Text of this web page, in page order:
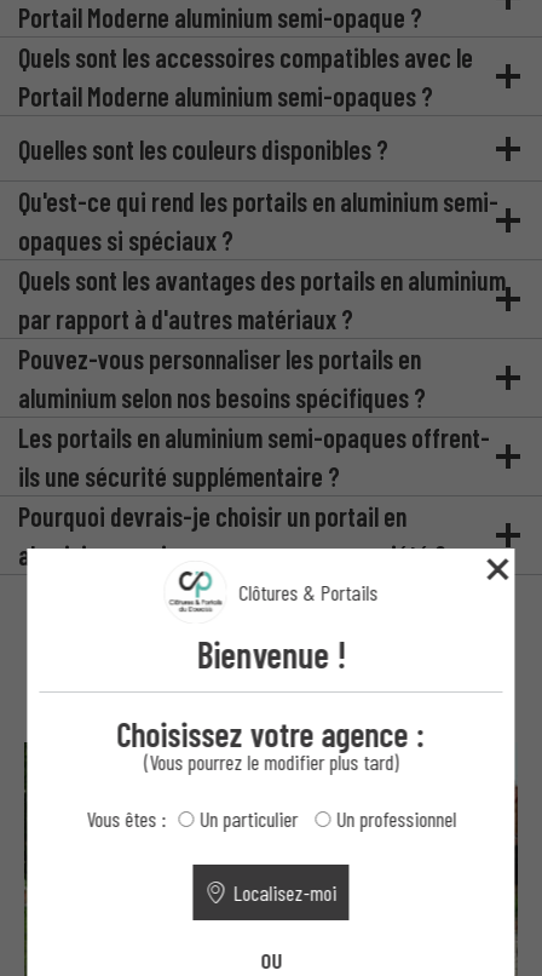
Portail Moderne aluminium semi-opaque ?
Quels sont les accessoires compatibles avec le
Portail Moderne aluminium semi-opaques ?
Quelles sont les couleurs disponibles ?
Qu'est-ce qui rend les portails en aluminium semi-
opaques si spéciaux ?
Quels sont les avantages des portails en aluminium
par rapport à d'autres matériaux ?
Pouvez-vous personnaliser les portails en
aluminium selon nos besoins spécifiques ?
Les portails en aluminium semi-opaques offrent-
ils une sécurité supplémentaire ?
Pourquoi devrais-je choisir un portail en
aluminium semi-opaque pour ma propriété ?
Suggestions
Clôtures & Portails
Bienvenue !
Choisissez votre agence :
(Vous pourrez le modifier plus tard)
Vous êtes : Un particulier Un professionnel
Localisez-moi
OU